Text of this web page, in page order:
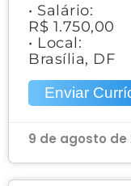
• Salário:
R$ 1.750,00
• Local:
Brasília, DF
Enviar
9 de agosto de